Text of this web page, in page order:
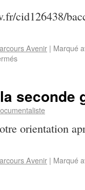
cid126438/
Avenir | Marqué
seconde
orientation
Avenir | Marqué